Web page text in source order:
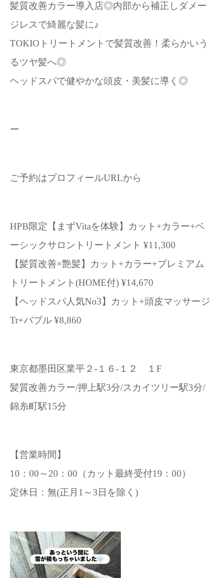
髪質改善カラー導入店◎内部から補正しダメー
ジレスで綺麗な髪に♪
TOKIOトリートメントで髪質改善！柔らかいう
るツヤ髪へ◎
ヘッドスパで健やかな頭皮・美髪に導く◎
ー
ご予約はプロフィールURLから
HPB限定【まずVitaを体験】カット+カラー+ベ
ーシックサロントリートメント ¥11,300
【髪質改善×艶髪】カット+カラー+プレミアム
トリートメント(HOME付) ¥14,670
【ヘッドスパ人気No3】カット+頭皮マッサージ
Tr+バブル ¥8,860
東京都墨田区業平２-１６-１２ １F
髪質改善カラー/押上駅3分/スカイツリー駅3分/
錦糸町駅15分
【営業時間】
10：00～20：00（カット最終受付19：00）
定休日：無(正月1～3日を除く)